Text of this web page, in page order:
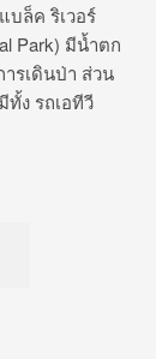
ล็ค ริเวอร์
Park) มีน้ำตก
รเดินป่า ส่วน
ง รถเอทีวี